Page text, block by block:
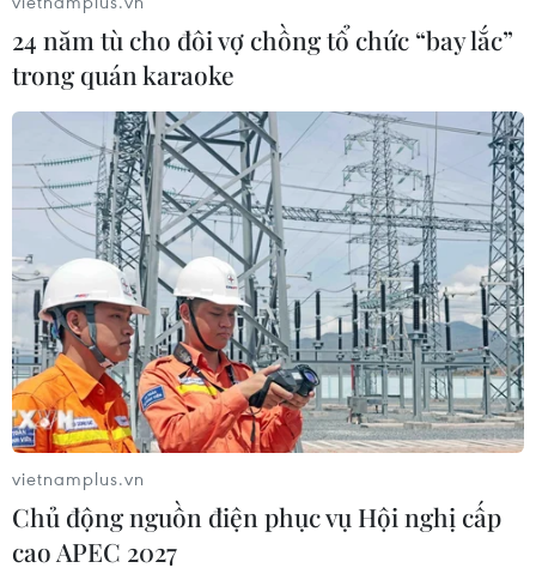
24 năm tù cho đôi vợ chồng tổ chức “bay lắc”
trong quán karaoke
vietnamplus.vn
Chủ động nguồn điện phục vụ Hội nghị cấp
cao APEC 2027